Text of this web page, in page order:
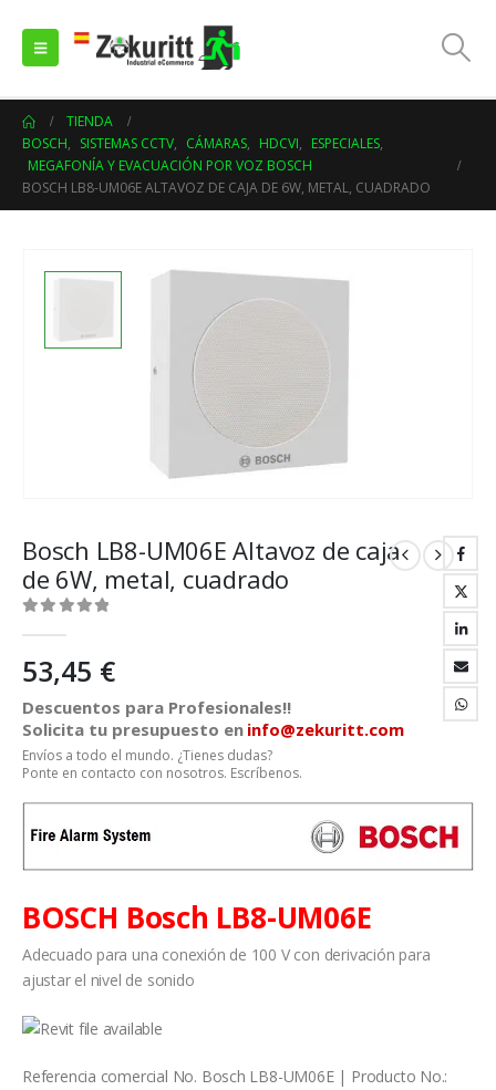
TIENDA
BOSCH, SISTEMAS CCTV, CÁMARAS, HDCVI, ESPECIALES,
MEGAFONÍA Y EVACUACIÓN POR VOZ BOSCH
BOSCH LB8-UM06E ALTAVOZ DE CAJA DE 6W, METAL, CUADRADO
Bosch LB8-UM06E Altavoz de caja
de 6W, metal, cuadrado
53,45 €
Descuentos para Profesionales!!
Solicita tu presupuesto en info@zekuritt.com
Envíos a todo el mundo. ¿Tienes dudas?
Ponte en contacto con nosotros. Escríbenos.
BOSCH Bosch LB8-UM06E
Adecuado para una conexión de 100 V con derivación para
ajustar el nivel de sonido
Referencia comercial No. Bosch LB8-UM06E | Producto No.: